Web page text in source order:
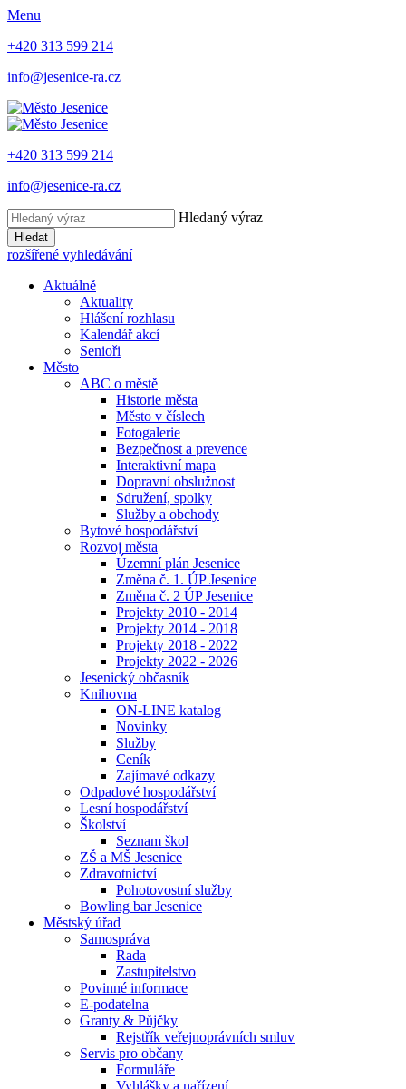
Menu
+420 313 599 214
info@jesenice-ra.cz
+420 313 599 214
info@jesenice-ra.cz
Hledaný výraz
Hledat
rozšířené vyhledávání
Aktuálně
Aktuality
Hlášení rozhlasu
Kalendář akcí
Senioři
Město
ABC o městě
Historie města
Město v číslech
Fotogalerie
Bezpečnost a prevence
Interaktivní mapa
Dopravní obslužnost
Sdružení, spolky
Služby a obchody
Bytové hospodářství
Rozvoj města
Územní plán Jesenice
Změna č. 1. ÚP Jesenice
Změna č. 2 ÚP Jesenice
Projekty 2010 - 2014
Projekty 2014 - 2018
Projekty 2018 - 2022
Projekty 2022 - 2026
Jesenický občasník
Knihovna
ON-LINE katalog
Novinky
Služby
Ceník
Zajímavé odkazy
Odpadové hospodářství
Lesní hospodářství
Školství
Seznam škol
ZŠ a MŠ Jesenice
Zdravotnictví
Pohotovostní služby
Bowling bar Jesenice
Městský úřad
Samospráva
Rada
Zastupitelstvo
Povinné informace
E-podatelna
Granty & Půjčky
Rejstřík veřejnoprávních smluv
Servis pro občany
Formuláře
Vyhlášky a nařízení